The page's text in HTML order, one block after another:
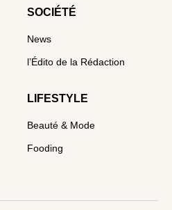
SOCIÉTÉ
News
l’Édito de la Rédaction
LIFESTYLE
Beauté & Mode
Fooding